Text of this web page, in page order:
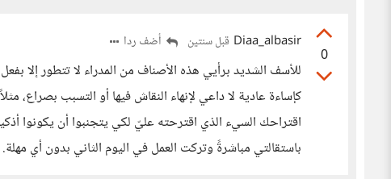
0
Diaa_albasir قبل سنتين أضف ردا
للأسف الشديد برأيي هذه الأصناف من المدراء لا تتطور
كإساءة عادية لا داعي لإنهاء النقاش فيها أو التسبب بصراع،
اقتراحك السيء الذي اقترحته عليّ لكي يتجنبوا أن يكونوا
باستقالتي مباشرةً وتركت العمل في اليوم الثاني بدون أي مهلة.